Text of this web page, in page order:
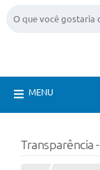
MENU
Transparência